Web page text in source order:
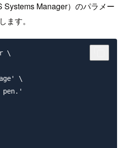
Manager）のパラメー
ます。
\
\
pen.'